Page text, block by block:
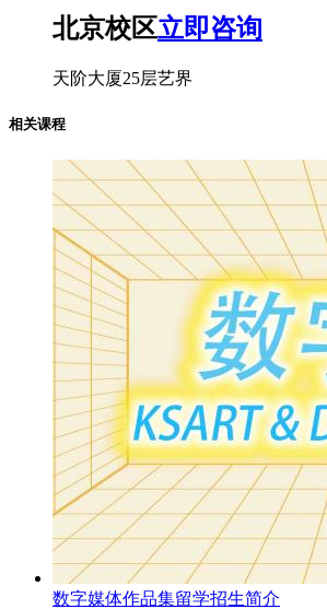
北京校区立即咨询
天阶大厦25层艺界
相关课程
数字媒体作品集留学招生简介